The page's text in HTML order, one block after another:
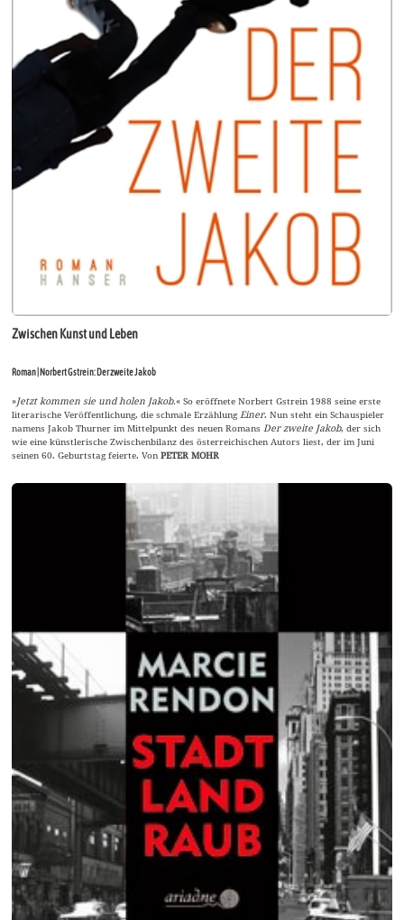
Zwischen Kunst und Leben
Roman | Norbert Gstrein: Der zweite Jakob
»Jetzt kommen sie und holen Jakob.« So eröffnete Norbert Gstrein 1988 seine erste
literarische Veröffentlichung, die schmale ErzählungEiner. Nun steht ein Schauspieler
namens Jakob Thurner im Mittelpunkt des neuen RomansDer zweite Jakob, der sich
wie eine künstlerische Zwischenbilanz des österreichischen Autors liest, der im Juni
seinen 60. Geburtstag feierte. VonPETER MOHR